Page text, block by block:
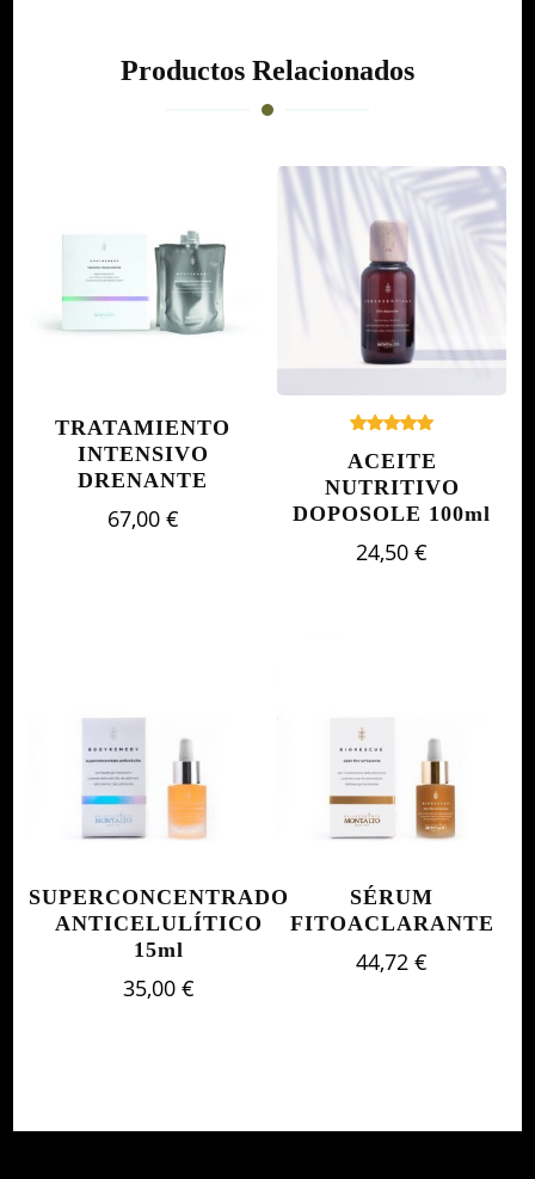
Productos Relacionados
TRATAMIENTO
INTENSIVO
DRENANTE
67,00 €
ACEITE
NUTRITIVO
DOPOSOLE 100ml
con
de 5
24,50€
SUPERCONCENTRADO
ANTICELULÍTICO
15ml
35,00 €
SÉRUM
FITOACLARANTE
44,72€